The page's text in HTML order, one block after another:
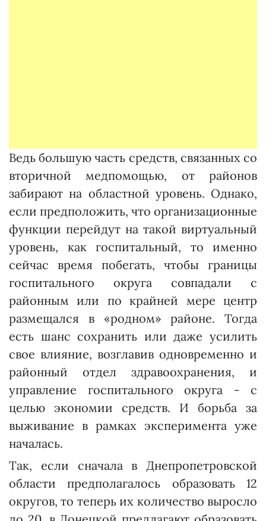
Ведь большую часть средств, связанных со
вторичной медпомощью, от райо­нов
забирают на областной уровень. Однако,
если предположить, что организационные
функции перейдут на такой виртуальный
уровень, как госпитальный, то именно
сейчас время побегать, чтобы границы
госпитального округа совпадали с
районным или по крайней мере центр
размещался в «родном» районе. Тогда
есть шанс сохранить или даже усилить
свое влияние, возглавив одновременно и
районный отдел здравоохранения, и
управление госпитального округа - с
целью экономии средств. И борьба за
выживание в рамках эксперимента уже
началась.
Так, если сначала в Днепро­петровс­кой
области предполагалось образовать 12
округов, то теперь их количество выросло